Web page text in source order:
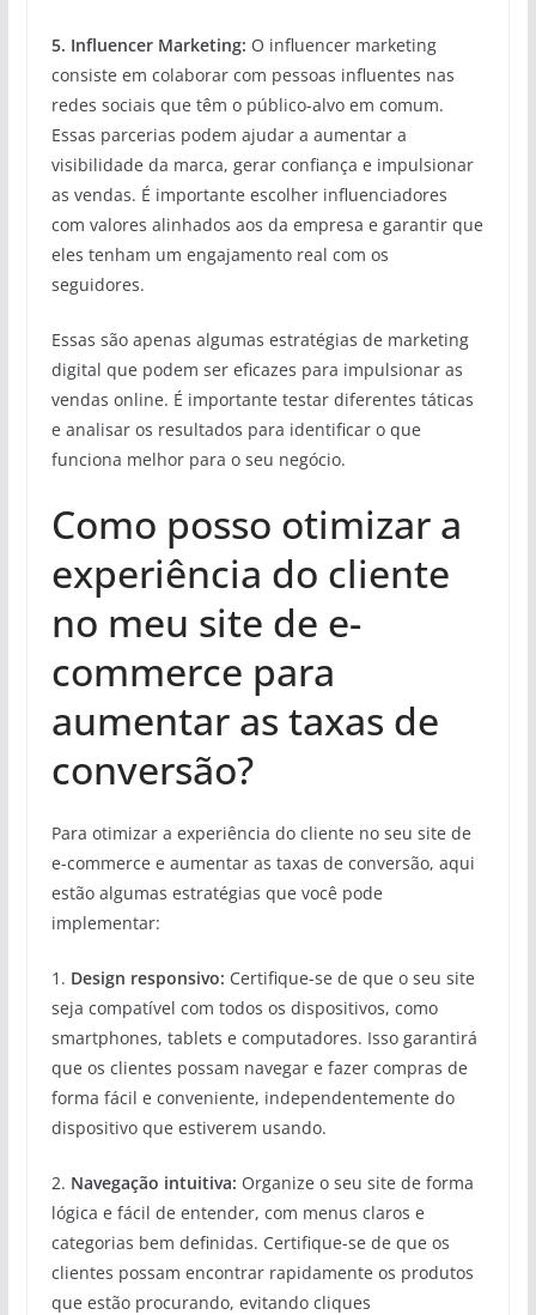
5. Influencer Marketing: O influencer marketing
consiste em colaborar com pessoas influentes nas
redes sociais que têm o público-alvo em comum.
Essas parcerias podem ajudar a aumentar a
visibilidade da marca, gerar confiança e impulsionar
as vendas. É importante escolher influenciadores
com valores alinhados aos da empresa e garantir que
eles tenham um engajamento real com os
seguidores.
Essas são apenas algumas estratégias de marketing
digital que podem ser eficazes para impulsionar as
vendas online. É importante testar diferentes táticas
e analisar os resultados para identificar o que
funciona melhor para o seu negócio.
Como posso otimizar a
experiência do cliente
no meu site de e-
commerce para
aumentar as taxas de
conversão?
Para otimizar a experiência do cliente no seu site de
e-commerce e aumentar as taxas de conversão, aqui
estão algumas estratégias que você pode
implementar:
1. Design responsivo: Certifique-se de que o seu site
seja compatível com todos os dispositivos, como
smartphones, tablets e computadores. Isso garantirá
que os clientes possam navegar e fazer compras de
forma fácil e conveniente, independentemente do
dispositivo que estiverem usando.
2. Navegação intuitiva: Organize o seu site de forma
lógica e fácil de entender, com menus claros e
categorias bem definidas. Certifique-se de que os
clientes possam encontrar rapidamente os produtos
que estão procurando, evitando cliques